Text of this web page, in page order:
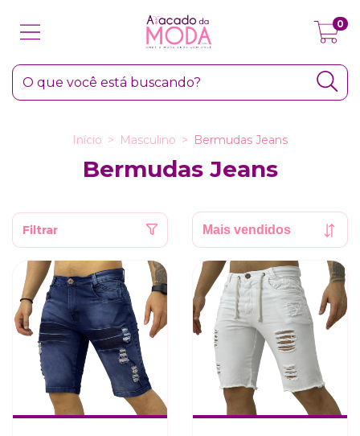
0
Início > Masculino > Bermudas Jeans
Bermudas Jeans
Filtrar